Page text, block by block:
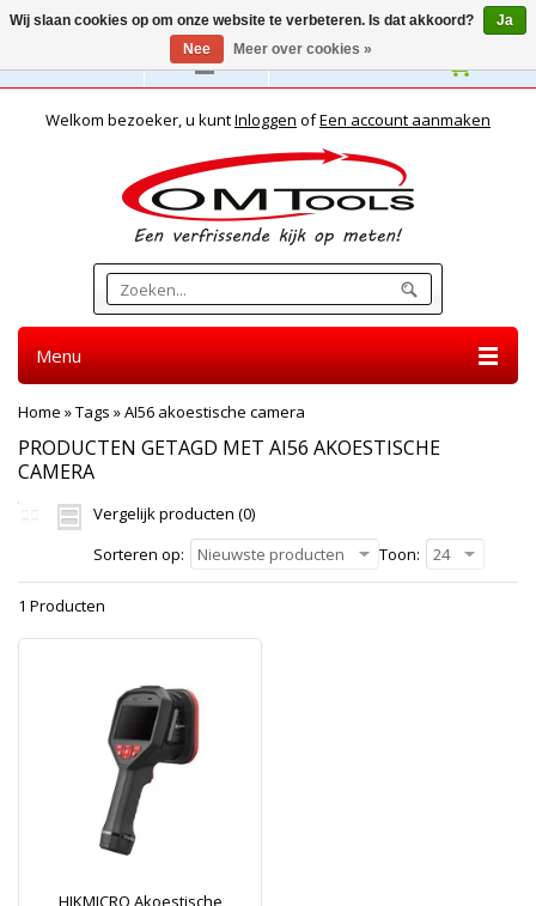
Nederlands
Welkom bezoeker, u kuntInloggen ofEen account aanmaken
Menu
Home »Tags »AI56 akoestische camera
PRODUCTEN GETAGD MET AI56 AKOESTISCHE
CAMERA
Vergelijk producten (0)
Sorteren op:
Nieuwste producten Toon: 24
1 Producten
HIKMICRO Akoestische
Wij slaan cookies op om onze website te verbeteren. Is dat akkoord?
Ja
Nee
Meer over cookies »